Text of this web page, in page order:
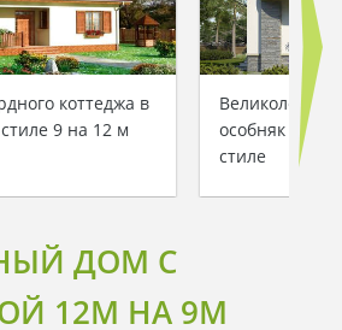
коттеджа в
9 на 12 м
особняк в
стиле
ДОМ С
12М НА 9М